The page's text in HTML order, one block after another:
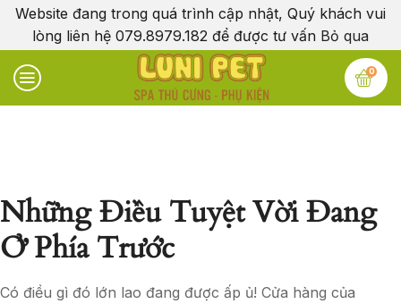
Website đang trong quá trình cập nhật, Quý khách vui
lòng liên hệ 079.8979.182 để được tư vấn Bỏ qua
0
Những Điều Tuyệt Vời Đang
Ở Phía Trước
Có điều gì đó lớn lao đang được ấp ủ! Cửa hàng của